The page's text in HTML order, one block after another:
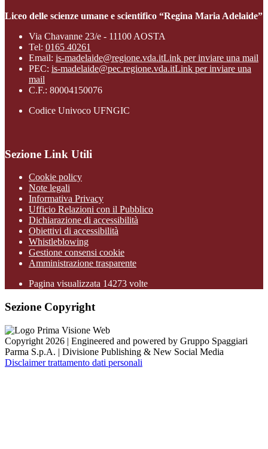
Liceo delle scienze umane e scientifico “Regina Maria Adelaide”
Via Chavanne 23/e - 11100 AOSTA
Tel: 0165 40261
Email: is-madelaide@regione.vda.itLink per inviare una mail
PEC: is-madelaide@pec.regione.vda.itLink per inviare una
mail
C.F.: 80004150076
Codice Univoco UFNGIC
Sezione Link Utili
Cookie policy
Note legali
Informativa Privacy
Ufficio Relazioni con il Pubblico
Dichiarazione di accessibilità
Obiettivi di accessibilità
Whistleblowing
Gestione consensi cookie
Amministrazione trasparente
Pagina visualizzata 14273 volte
Sezione Copyright
Copyright 2026 | Engineered and powered by Gruppo Spaggiari
Parma S.p.A. | Divisione Publishing & New Social Media
Disclaimer trattamento dati personali